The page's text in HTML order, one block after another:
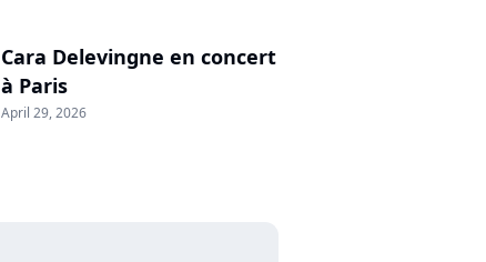
Cara Delevingne en concert
à Paris
April 29, 2026